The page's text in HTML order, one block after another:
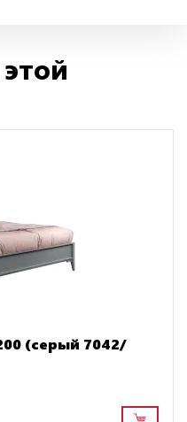
(серый 7042/